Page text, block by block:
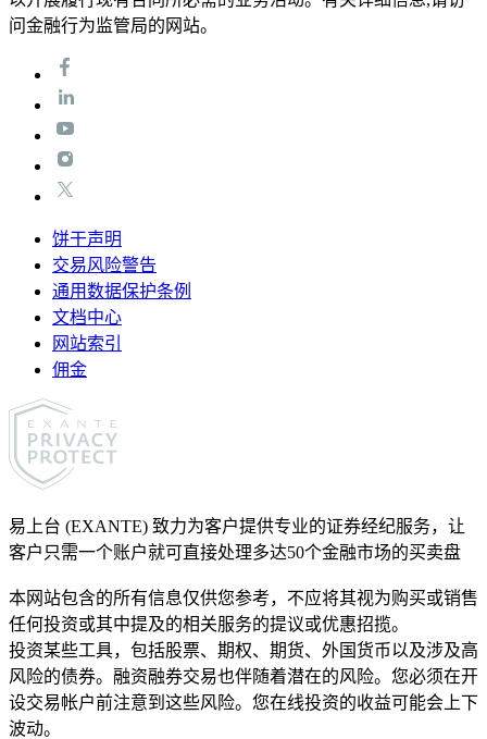
问金融行为监管局的网站。
饼干声明
交易风险警告
通用数据保护条例
文档中心
网站索引
佣金
易上台 (EXANTE) 致力为客户提供专业的证券经纪服务，让
客户只需一个账户就可直接处理多达50个金融市场的买卖盘
本网站包含的所有信息仅供您参考，不应将其视为购买或销售
任何投资或其中提及的相关服务的提议或优惠招揽。
投资某些工具，包括股票、期权、期货、外国货币以及涉及高
风险的债券。融资融券交易也伴随着潜在的风险。您必须在开
设交易帐户前注意到这些风险。您在线投资的收益可能会上下
波动。